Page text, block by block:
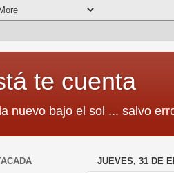
te cuenta
nuevo bajo el sol ... salvo
JUEVES, 31 DE